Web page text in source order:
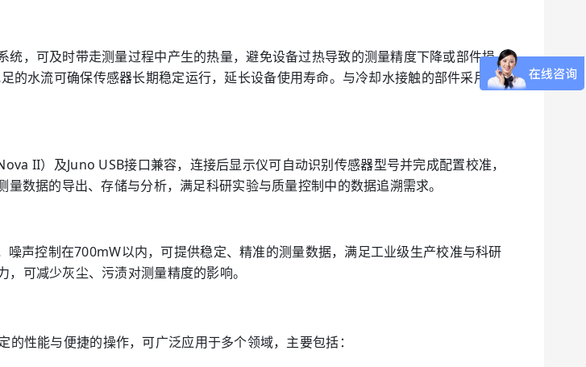
，可及时带走测量过程中产生的热量，避免设备过热导致的测量精度下降或部件损
水流可确保传感器长期稳定运行，延长设备使用寿命。与冷却水接触的部件采用耐
II）及Juno USB接口兼容，连接后显示仪可自动识别传感器型号并完成配置校准，
数据的导出、存储与分析，满足科研实验与质量控制中的数据追溯需求。
声控制在700mW以内，可提供稳定、精准的测量数据，满足工业级生产校准与科研
可减少灰尘、污渍对测量精度的影响。
性能与便捷的操作，可广泛应用于多个领域，主要包括：